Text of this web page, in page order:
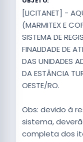
[LICITANET] -
(MARMITEX E
SISTEMA DE
FINALIDADE DE
DAS UNIDADES
DA ESTÂNCIA
OESTE/RO.
Obs: devido à
sistema,
completa dos